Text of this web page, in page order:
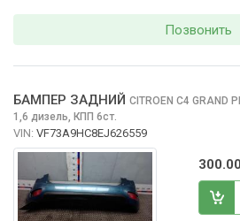
Позвонить
БАМПЕР ЗАДНИЙ CITROEN C4 GRAND
1,6 дизель, КПП 6ст.
VIN: VF73A9HC8EJ626559